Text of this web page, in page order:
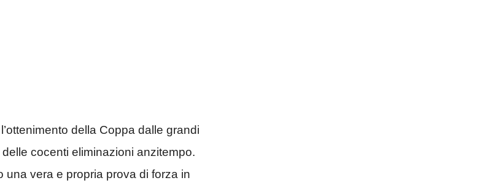
della Coppa dalle grandi
cocenti eliminazioni anzitempo.
vera e propria prova di forza in